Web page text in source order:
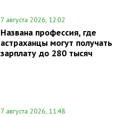
7 августа 2026, 12:02
Названа профессия, где
астраханцы могут получать
зарплату до 280 тысяч
7 августа 2026, 11:48